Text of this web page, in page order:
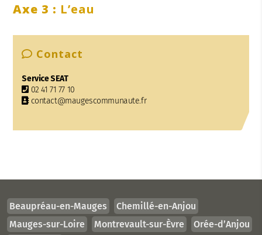
Contact
Service SEAT
02 41 71 77 10
contact@maugescommunaute.fr
Axe 3 : L’eau
Beaupréau-en-Mauges
Chemillé-en-Anjou
Mauges-sur-Loire
Montrevault-sur-Èvre
Orée-d’Anjou